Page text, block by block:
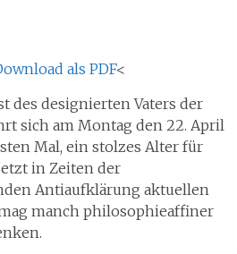
als PDF<
des designierten Vaters der
sich am Montag den 22. April
Mal, ein stolzes Alter für
in Zeiten der
Antiaufklärung aktuellen
manch philosophieaffiner